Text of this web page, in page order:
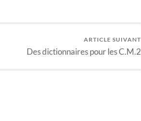
ARTICLE SUIVANT
Des dictionnaires pour les C.M.2